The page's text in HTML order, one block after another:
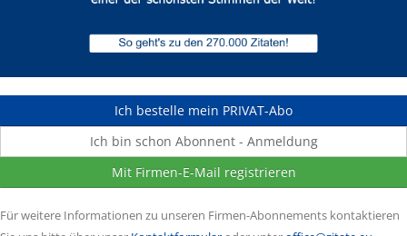
Ich bestelle mein PRIVAT-Abo
Ich bin schon Abonnent - Anmeldung
Mit Firmen-E-Mail registrieren
Für weitere Informationen zu unseren Firmen-Abonnements kontaktieren